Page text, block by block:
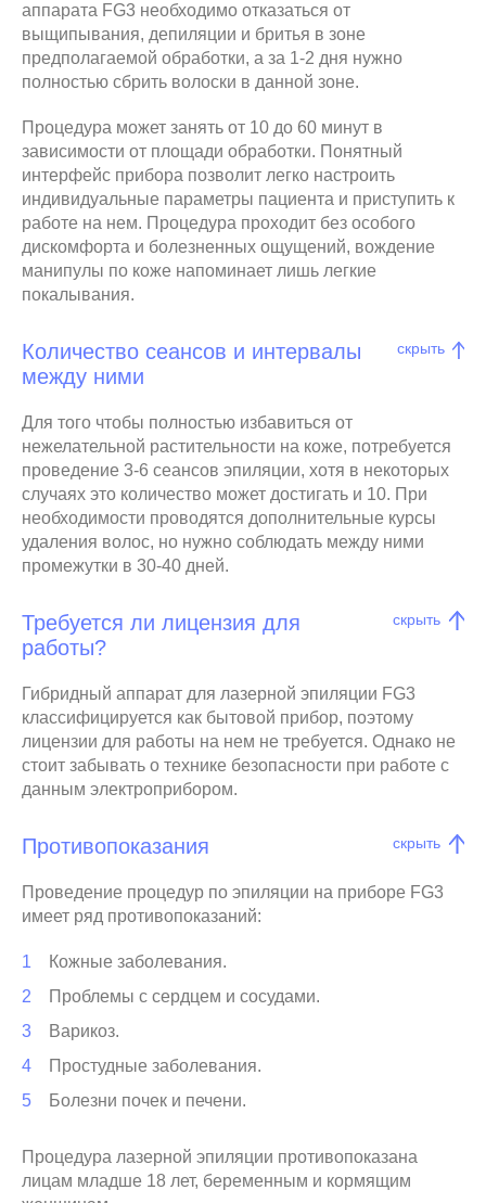
аппарата FG3 необходимо отказаться от
выщипывания, депиляции и бритья в зоне
предполагаемой обработки, а за 1-2 дня нужно
полностью сбрить волоски в данной зоне.
Процедура может занять от 10 до 60 минут в
зависимости от площади обработки. Понятный
интерфейс прибора позволит легко настроить
индивидуальные параметры пациента и приступить к
работе на нем. Процедура проходит без особого
дискомфорта и болезненных ощущений, вождение
манипулы по коже напоминает лишь легкие
покалывания.
Количество сеансов и интервалы
между ними
скрыть
Для того чтобы полностью избавиться от
нежелательной растительности на коже, потребуется
проведение 3-6 сеансов эпиляции, хотя в некоторых
случаях это количество может достигать и 10. При
необходимости проводятся дополнительные курсы
удаления волос, но нужно соблюдать между ними
промежутки в 30-40 дней.
Требуется ли лицензия для
работы?
скрыть
Гибридный аппарат для лазерной эпиляции FG3
классифицируется как бытовой прибор, поэтому
лицензии для работы на нем не требуется. Однако не
стоит забывать о технике безопасности при работе с
данным электроприбором.
Противопоказания скрыть
Проведение процедур по эпиляции на приборе FG3
имеет ряд противопоказаний:
Кожные заболевания.
Проблемы с сердцем и сосудами.
Варикоз.
Простудные заболевания.
Болезни почек и печени.
Процедура лазерной эпиляции противопоказана
лицам младше 18 лет, беременным и кормящим